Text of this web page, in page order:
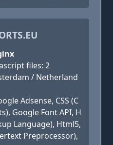
files: 2
/ Netherland
Adsense, CSS (C
Google Font API, H
Language), Html5,
Preprocessor),